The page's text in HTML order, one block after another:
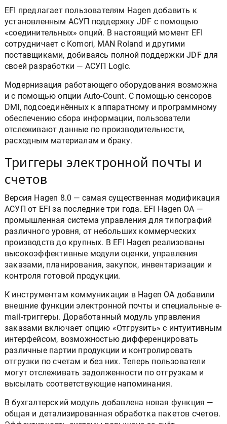
EFI предлагает пользователям Hagen добавить к
установленным АСУП поддержку JDF с помощью
«соединительных» опций. В настоящий момент EFI
сотрудничает с Komori, MAN Roland и другими
поставщиками, добиваясь полной поддержки JDF для
своей разработки — АСУП Logic.
Модернизация работающего оборудования возможна
и с помощью опции Auto-Count. С помощью сенсоров
DMI, подсоединённых к аппаратному и программному
обеспечению сбора информации, пользователи
отслеживают данные по производительности,
расходным материалам и браку.
Триггеры электронной почты и
счетов
Версия Hagen 8.0 — самая существенная модификация
АСУП от EFI за последние три года. EFI Hagen OA —
промышленная система управления для типографий
различного уровня, от небольших коммерческих
производств до крупных. В EFI Hagen реализованы
высокоэффективные модули оценки, управления
заказами, планирования, закупок, инвентаризации и
контроля готовой продукции.
К инструментам коммуникации в Hagen OA добавили
внешние функции электронной почты и специальные e-
mail-триггеры. Доработанный модуль управления
заказами включает опцию «Отгрузить» с интуитивным
интерфейсом, возможностью дифференцировать
различные партии продукции и контролировать
отгрузки по счетам и без них. Теперь пользователи
могут отслеживать задолженности по отгрузкам и
высылать соответствующие напоминания.
В бухгалтерский модуль добавлена новая функция —
общая и детализированная обработка пакетов счетов.